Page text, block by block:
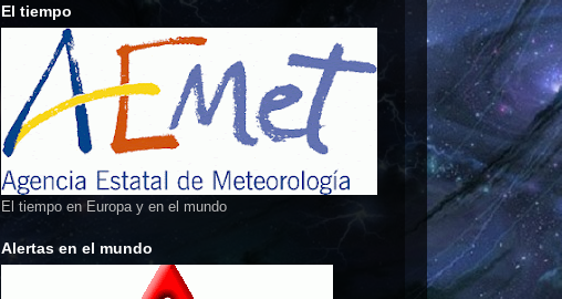
El tiempo
El tiempo en Europa y en el mundo
Alertas en el mundo